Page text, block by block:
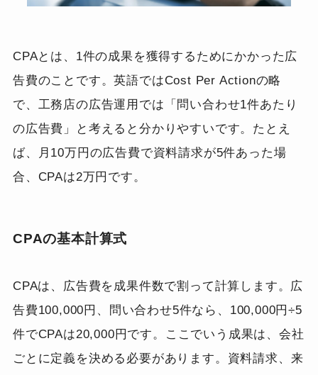
CPAとは、1件の成果を獲得するためにかかった広
告費のことです。英語ではCost Per Actionの略
で、工務店の広告運用では「問い合わせ1件あたり
の広告費」と考えると分かりやすいです。たとえ
ば、月10万円の広告費で資料請求が5件あった場
合、CPAは2万円です。
CPAの基本計算式
CPAは、広告費を成果件数で割って計算します。広
告費100,000円、問い合わせ5件なら、100,000円÷5
件でCPAは20,000円です。ここでいう成果は、会社
ごとに定義を決める必要があります。資料請求、来